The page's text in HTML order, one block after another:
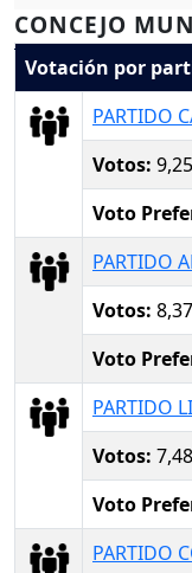
CONCEJO
Votación por
PARTIDO
Votos:
Voto
PARTIDO
Votos:
Voto
PARTIDO
Votos:
Voto
PARTIDO